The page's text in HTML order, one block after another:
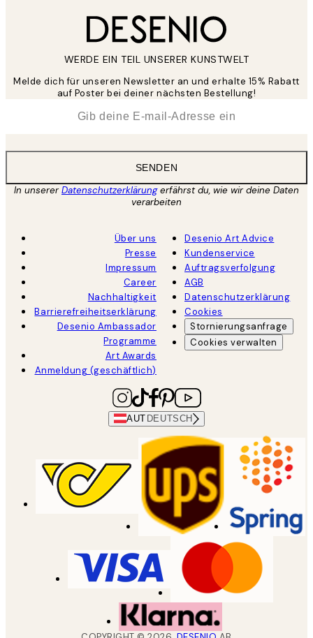
WERDE EIN TEIL UNSERER KUNSTWELT
Melde dich für unseren Newsletter an und erhalte 15% Rabatt
auf Poster bei deiner nächsten Bestellung!
SENDEN
In unsererDatenschutzerklärungerfährst du, wie wir deine Daten
verarbeiten
Über uns
Presse
Impressum
Career
Nachhaltigkeit
Barrierefreiheitserklärung
Desenio Ambassador
Programme
Art Awards
Anmeldung (geschäftlich)
Desenio Art Advice
Kundenservice
Auftragsverfolgung
AGB
Datenschutzerklärung
Cookies
Stornierungsanfrage
Cookies verwalten
AUT DEUTSCH